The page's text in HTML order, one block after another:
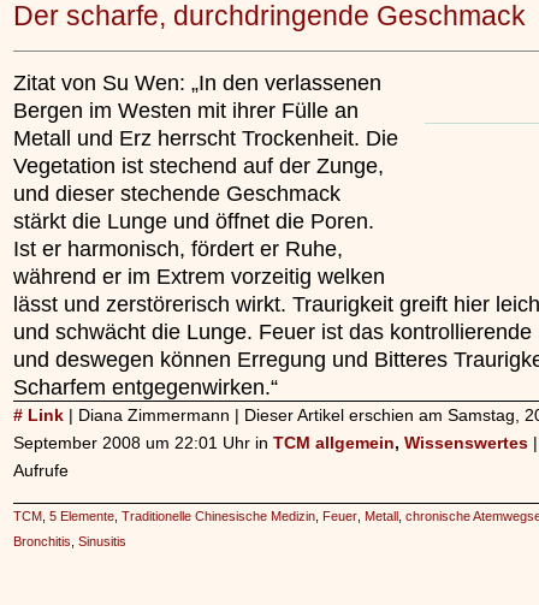
Der scharfe, durchdringende Geschmack
Zitat von Su Wen: „In den verlassenen
Bergen im Westen mit ihrer Fülle an
Metall und Erz herrscht Trockenheit. Die
Vegetation ist stechend auf der Zunge,
und dieser stechende Geschmack
stärkt die Lunge und öffnet die Poren.
Ist er harmonisch, fördert er Ruhe,
während er im Extrem vorzeitig welken
lässt und zerstörerisch wirkt. Traurigkeit greift hier
und schwächt die Lunge. Feuer ist das kontrollierende
und deswegen können Erregung und Bitteres
Scharfem entgegenwirken.“
# Link | Diana Zimmermann | Dieser Artikel erschien am Samstag,
September 2008 um 22:01 Uhr in TCM allgemein, Wissenswertes
Aufrufe
TCM 5 Elemente Traditionelle Chinesische Medizin Feuer Metall chronische
Bronchitis Sinusitis
x
über
Probieren Sie den Gutschein-Generator für einen
Geschenkgutschein.
»»»